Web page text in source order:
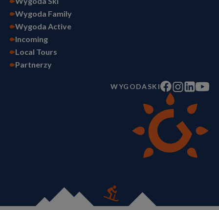
Wygoda Family
Wygoda Active
Incoming
Local Tours
Partnerzy
WYGODASKI